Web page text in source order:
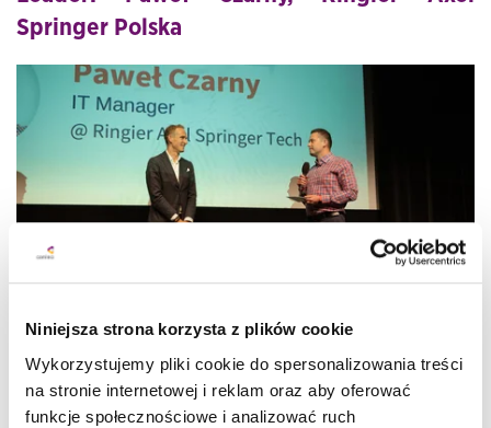
Niniejsza strona korzysta z plików cookie
Wykorzystujemy pliki cookie do spersonalizowania treści
na stronie internetowej i reklam oraz aby oferować
funkcje społecznościowe i analizować ruch
Springer Polska
To była prezentacja o przeprowadzkach. Oczywiście Paweł